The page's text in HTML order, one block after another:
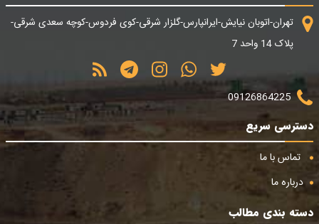
تهران-اتوبان نیایش-ایرانپارس-گلزار شرقی-کوی فردوس-کوچه سعدی شرقی-
پلاک 14 واحد 7
09126864225
دسترسی سریع
تماس با ما
درباره ما
دسته بندی مطالب